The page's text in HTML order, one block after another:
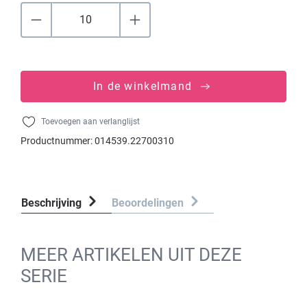
In de winkelmand
Toevoegen aan verlanglijst
Productnummer:014539.22700310
Beschrijving Beoordelingen
MEER ARTIKELEN UIT DEZE
SERIE